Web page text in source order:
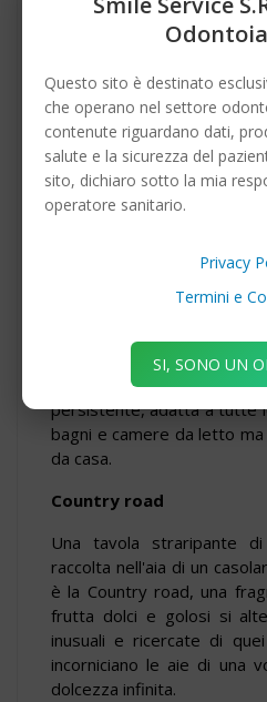
Le note acquatiche di
a un profumo fresco e
immediatamente al
profumo Marino
ambenti sportivi ed estivi.
Coccole di casa. Come le
casolare in campagna.
asciugamani stesi al
persistente, adatta a tutte
bagni e camere da letto
da casa.
Country road
Una tavola straripante
raccolta nell'aia di un
è la Country road, una
frutta dolci e golosi si
inusuali e ricercate di
incorniciano le aie di una
dolcezza infinita.
Questo sito è destinato
che operano nel settore
contenute riguardano dati,
salute e la sicurezza del
sito, dichiaro sotto la mia
operatore sanitario.
Privacy
Termini e
SI, SONO UN